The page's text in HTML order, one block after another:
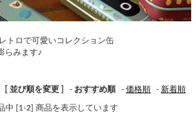
トロで可愛いコレクション缶
らみます♪
[ 並び順を変更 ] - おすすめ順 - 価格順 - 新着順
中 [1-2] 商品を表示しています